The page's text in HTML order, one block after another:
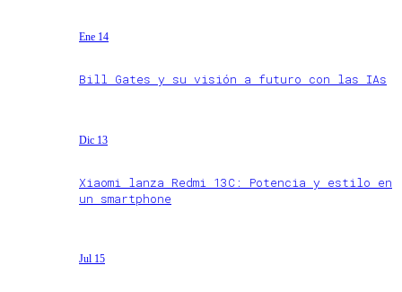
Ene 14
Bill Gates y su visión a futuro con las IAs
Dic 13
Xiaomi lanza Redmi 13C: Potencia y estilo en
un smartphone
Jul 15